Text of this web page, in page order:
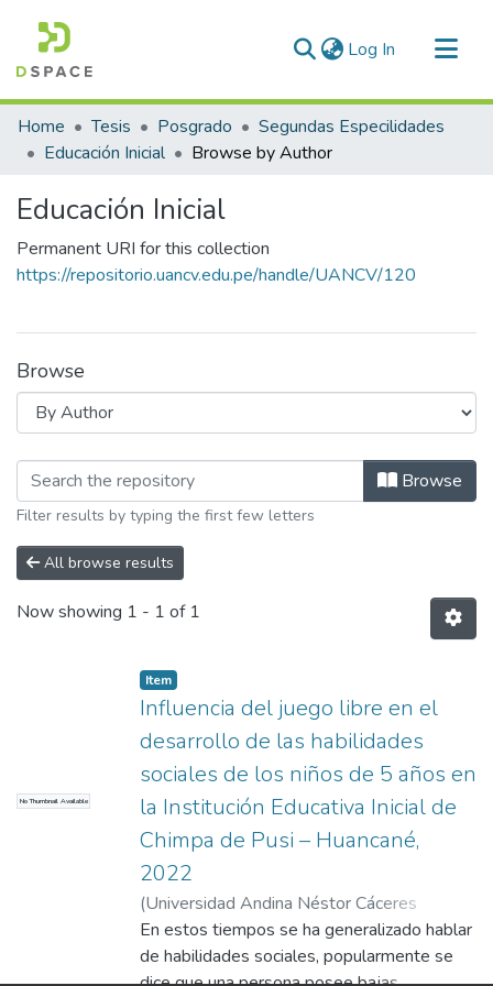
Log In (current)
Communities & Collections
All of DSpace
Home Tesis Posgrado
Segundas Especilidades
Educación Inicial
Browse by Author
Educación Inicial
Permanent URI for this collection
https://repositorio.uancv.edu.pe/handle/UANCV/120
Browse
Browsing Educación Inicial byBrowse
Filter results by typing the first few letters
All browse results
Now showing 1 - 1 of 1
No Thumbnail Available
Item
Influencia del juego libre en el
desarrollo de las habilidades
sociales de los niños de 5 años en
la Institución Educativa Inicial de
Chimpa de Pusi – Huancané,
2022
(Universidad Andina Néstor Cáceres
Velásquez,2023)Huancollo Quispe¸
Eduviges Adilino;Universidad Andina
En estos tiempos se ha generalizado hablar
de habilidades sociales, popularmente se